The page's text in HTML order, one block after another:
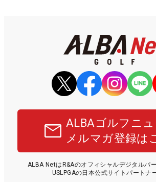
ALBAゴルフニュ
メルマガ登録は
ALBA NetはR&Aのオフィシャルデジタルパ
USLPGAの日本公式サイトパートナ